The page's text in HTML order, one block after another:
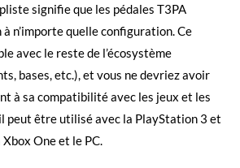
signifie que les pédales T3PA
n’importe quelle configuration. Ce
avec le reste de l’écosystème
bases, etc.), et vous ne devriez avoir
à sa compatibilité avec les jeux et les
peut être utilisé avec la PlayStation 3 et
One et le PC.